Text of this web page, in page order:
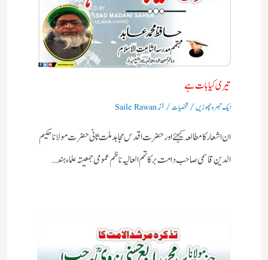
تیری کیا بات ہے
ایک تبصرہ چھوڑیں/شخصیات/ ازSaile Rawan
ان اشعار کا مطالعہ کیجئے اور حضرت اقدس مجاہد ملت ثانی حضرت مولانا حکیم
الدین قاسمی صاحب دامت برکاتہم العالیہ ناظم عمومی جمعیتہ علماء ہند…